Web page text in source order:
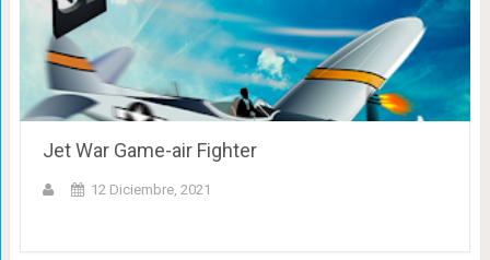
Jet War Game-air Fighter
12 Diciembre, 2021